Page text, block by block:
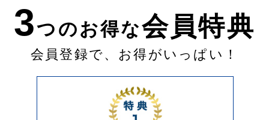
3つのお得な会員特典
会員登録で、お得がいっぱい！